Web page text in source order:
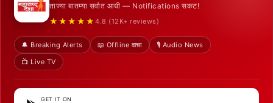
ताज्या बातम्या सर्वात आधी — Notifications सकट!
★★★★★ 4.8 (12K+ reviews)
🔔 Breaking Alerts 📖 Offline वाचा
🎙️ Audio News
📺 Live TV
GET IT ON